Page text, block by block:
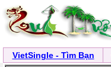
VietSingle - Tìm Bạn